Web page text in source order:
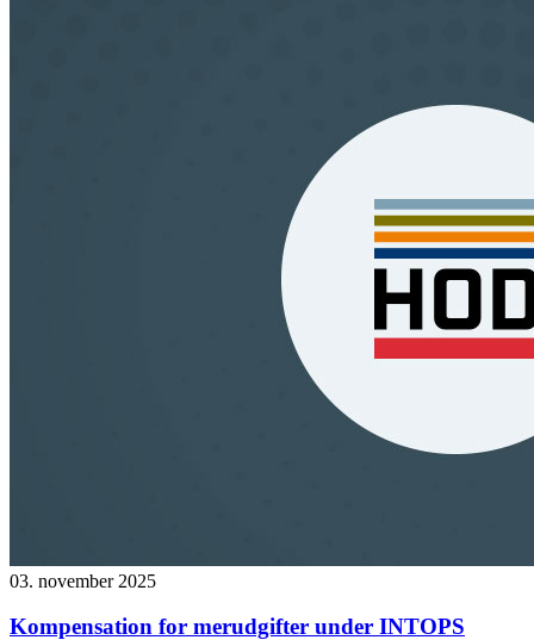
03. november 2025
Kompensation for merudgifter under INTOPS